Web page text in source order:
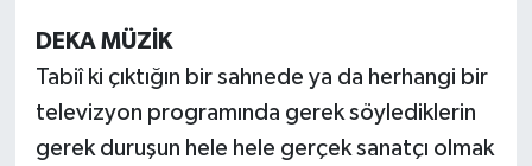
DEKA MÜZİK
Tabiî ki çıktığın bir sahnede ya da herhangi bir
televizyon programında gerek söylediklerin
gerek duruşun hele hele gerçek sanatçı olmak